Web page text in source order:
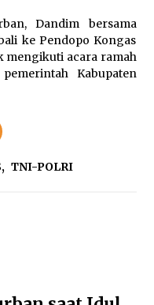
Diharapkan
dari Vietnam di
Gedung
Layanan
Dandim bersama
ke Pendopo Kongas
mengikuti acara ramah
Kabupaten
, TNI-POLRI